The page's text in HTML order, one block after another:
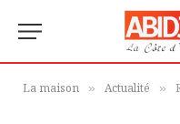
La maison » Actualité »